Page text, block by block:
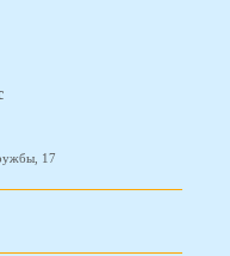
17